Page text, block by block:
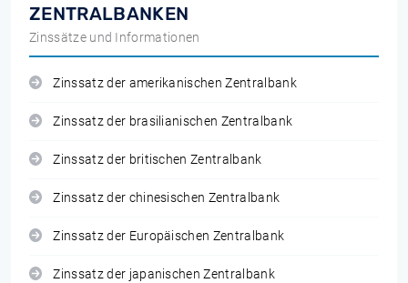
ZENTRALBANKEN
Zinssätze und Informationen
Zinssatz der amerikanischen Zentralbank
Zinssatz der brasilianischen Zentralbank
Zinssatz der britischen Zentralbank
Zinssatz der chinesischen Zentralbank
Zinssatz der Europäischen Zentralbank
Zinssatz der japanischen Zentralbank